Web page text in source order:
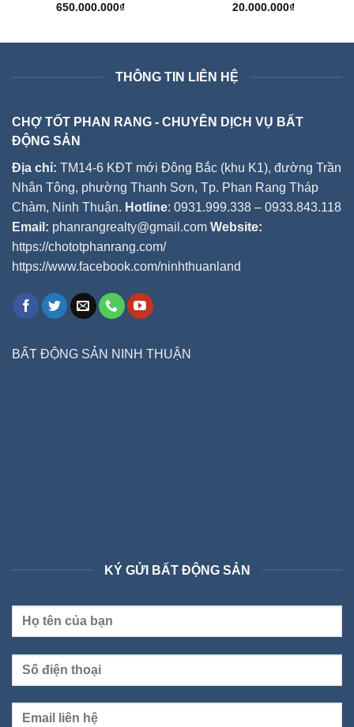
650.000.000₫ 20.000.000₫
THÔNG TIN LIÊN HỆ
CHỢ TỐT PHAN RANG - CHUYÊN DỊCH VỤ BẤT
ĐỘNG SẢN
Địa chỉ: TM14-6 KĐT mới Đông Bắc (khu K1), đường Trần
Nhân Tông, phường Thanh Sơn, Tp. Phan Rang Tháp
Chàm, Ninh Thuận. Hotline: 0931.999.338 – 0933.843.118
Email: phanrangrealty@gmail.com Website:
https://chototphanrang.com/
https://www.facebook.com/ninhthuanland
BẤT ĐỘNG SẢN NINH THUẬN
KÝ GỬI BẤT ĐỘNG SẢN